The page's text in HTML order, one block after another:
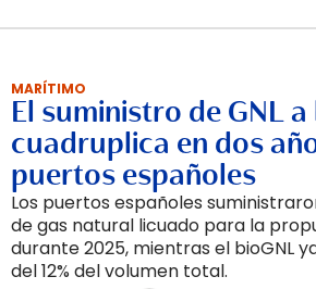
MARÍTIMO
El suministro de GNL
cuadruplica en dos
puertos españoles
Los puertos españoles
de gas natural licuado para la
durante 2025, mientras el bioGNL
del 12% del volumen total.